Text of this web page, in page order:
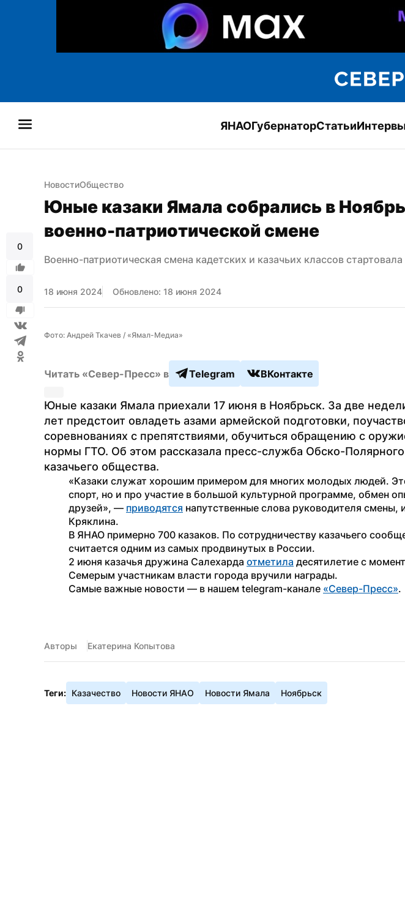
ЯНАОГубернаторСтатьи
0
0
НовостиОбщество
Юные казаки Ямала собрались в
военно-патриотической смене
Военно-патриотическая смена кадетских и казачьих классов
18 июня 2024 Обновлено: 18 июня 2024
Фото: Андрей Ткачев / «Ямал-Медиа»
Читать «Север-Пресс» в Telegram ВКонтакте
Юные казаки Ямала приехали 17 июня в Ноябрьск. За две
лет предстоит овладеть азами армейской подготовки,
соревнованиях с препятствиями, обучиться обращению с
нормы ГТО. Об этом рассказала пресс-служба Обско-Полярного
казачьего общества.
«Казаки служат хорошим примером для многих молодых людей.
спорт, но и про участие в большой культурной программе, обмен
друзей», — приводятся напутственные слова руководителя смены,
Кряклина.
В ЯНАО примерно 700 казаков. По сотрудничеству казачьего
считается одним из самых продвинутых в России.
2 июня казачья дружина Салехарда отметила десятилетие с
Семерым участникам власти города вручили награды.
Самые важные новости — в нашем telegram-канале «Север-Пресс».
Авторы Екатерина Копытова
Теги: Казачество Новости ЯНАО Новости Ямала Ноябрьск